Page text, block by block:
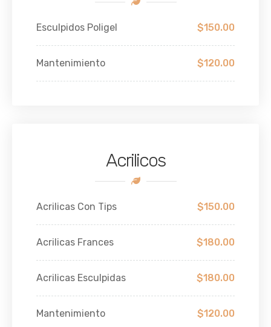
Esculpidos Poligel $150.00
Mantenimiento $120.00
Acrilicos
Acrilicas Con Tips $150.00
Acrilicas Frances $180.00
Acrilicas Esculpidas $180.00
Mantenimiento $120.00